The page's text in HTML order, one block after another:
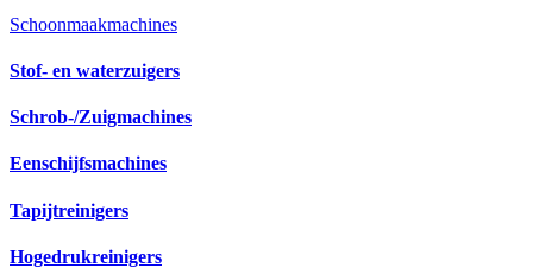
Schoonmaakmachines
Stof- en waterzuigers
Schrob-/Zuigmachines
Eenschijfsmachines
Tapijtreinigers
Hogedrukreinigers